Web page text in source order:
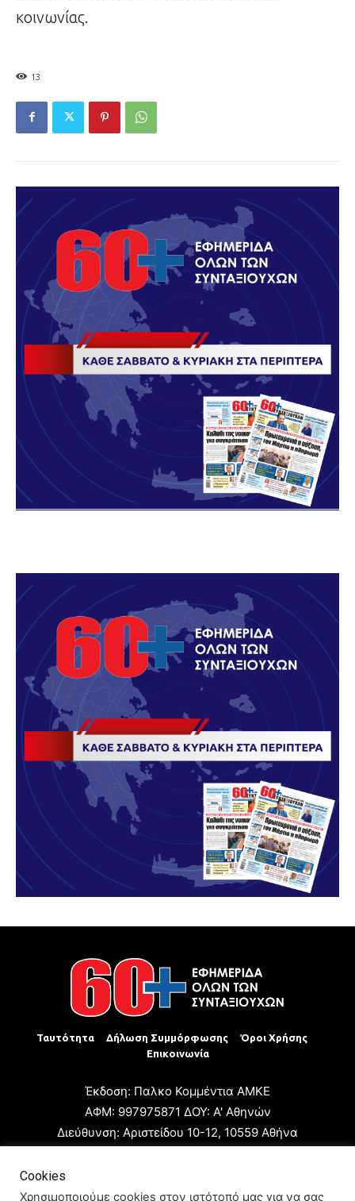
κοινωνίας.
13
Ταυτότητα Δήλωση Συμμόρφωσης
Όροι Χρήσης
Επικοινωνία
Έκδοση: Παλκο Κομμέντια ΑΜΚΕ
ΑΦΜ: 997975871 ΔΟΥ: Α' Αθηνών
Διεύθυνση: Αριστείδου 10-12, 10559 Αθήνα
Ιδιοκτήτης: Παλκο Κομμέντια ΑΜΚΕ
Cookies
Χρησιμοποιούμε cookies στον ιστότοπό μας για να σας